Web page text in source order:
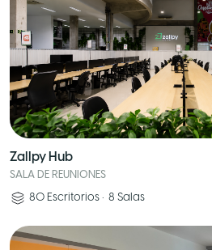
Zallpy Hub
SALA DE REUNIONES
80 Escritorios • 8 Salas